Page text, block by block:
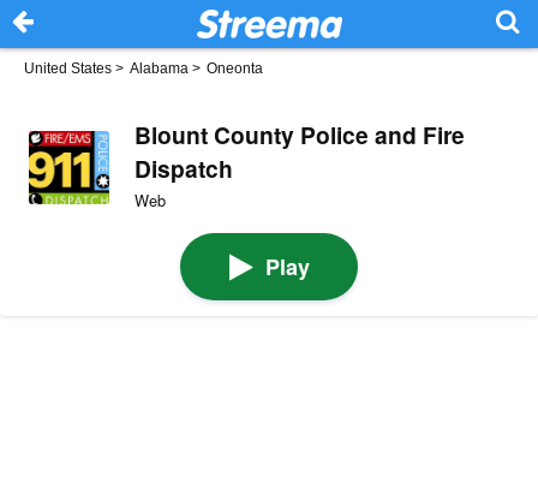
United States > Alabama > Oneonta
Blount County Police and Fire
Dispatch
Web
Play